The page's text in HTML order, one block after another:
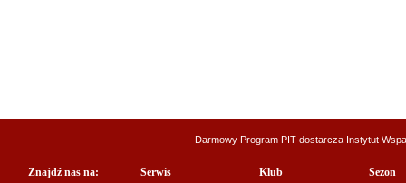
Darmowy Program PIT dostarcza Instytut
Znajdź nas na: Serwis Klub Sezon